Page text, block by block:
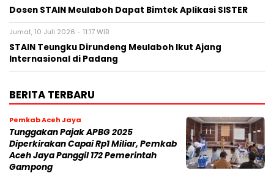
Dosen STAIN Meulaboh Dapat Bimtek Aplikasi SISTER
Jumat, 10 Juli 2026 - 11:17 WIB
STAIN Teungku Dirundeng Meulaboh Ikut Ajang
Internasional di Padang
BERITA TERBARU
Pemkab Aceh Jaya
Tunggakan Pajak APBG 2025
Diperkirakan Capai Rp1 Miliar, Pemkab
Aceh Jaya Panggil 172 Pemerintah
Gampong